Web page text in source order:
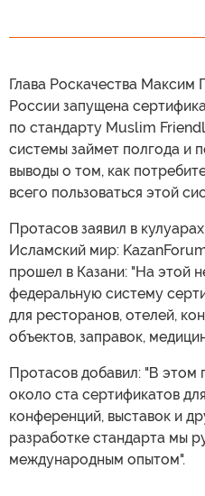
Глава Роскачества Максим
России запущена
по стандарту Muslim
системы займет полгода и
выводы о том, как
всего пользоваться этой
Протасов заявил в
Исламский мир:
прошел в Казани: "На этой
федеральную систему
для ресторанов, отелей,
объектов, заправок,
Протасов добавил: "В этом
около ста сертификатов
конференций, выставок и
разработке стандарта мы
международным опытом".